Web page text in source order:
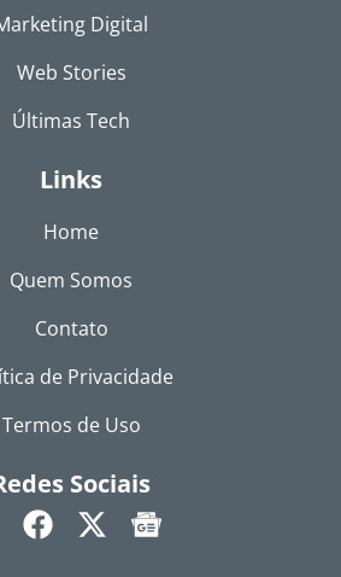
Digital
Web Stories
Últimas Tech
Links
Home
Quem Somos
Contato
de Privacidade
Termos de Uso
Sociais